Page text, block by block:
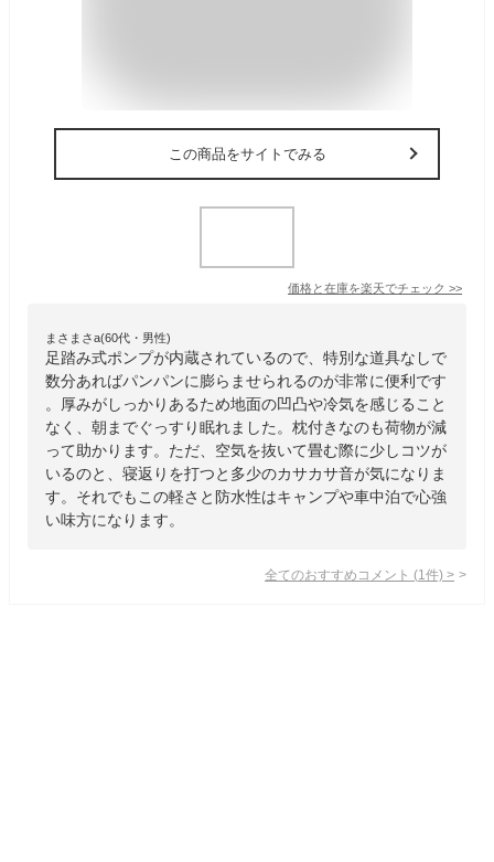
この商品をサイトでみる
価格と在庫を楽天でチェック >>
まさまさa(60代・男性)
足踏み式ポンプが内蔵されているので、特別な道具なしで
数分あればパンパンに膨らませられるのが非常に便利です
。厚みがしっかりあるため地面の凹凸や冷気を感じること
なく、朝までぐっすり眠れました。枕付きなのも荷物が減
って助かります。ただ、空気を抜いて畳む際に少しコツが
いるのと、寝返りを打つと多少のカサカサ音が気になりま
す。それでもこの軽さと防水性はキャンプや車中泊で心強
い味方になります。
全てのおすすめコメント (1 件) >